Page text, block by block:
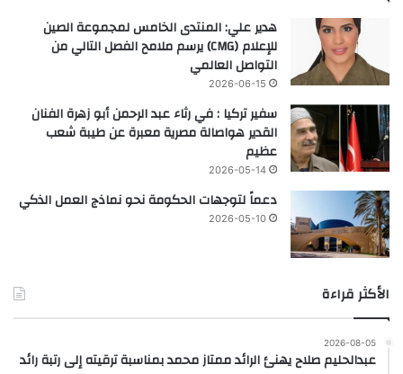
هدير علي: المنتدى الخامس لمجموعة الصين
للإعلام (CMG) يرسم ملامح الفصل التالي من
التواصل العالمي
2026-06-15
سفير تركيا : في رثاء عبد الرحمن أبو زهرة الفنان
القدير هواصالة مصرية معبرة عن طيبة شعب
عظيم
2026-05-14
دعماً لتوجهات الحكومة نحو نماذج العمل الذكي
2026-05-10
الأكثر قراءة
2026-08-05
عبدالحليم صلاح يهنئ الرائد ممتاز محمد بمناسبة ترقيته إلى رتبة رائد